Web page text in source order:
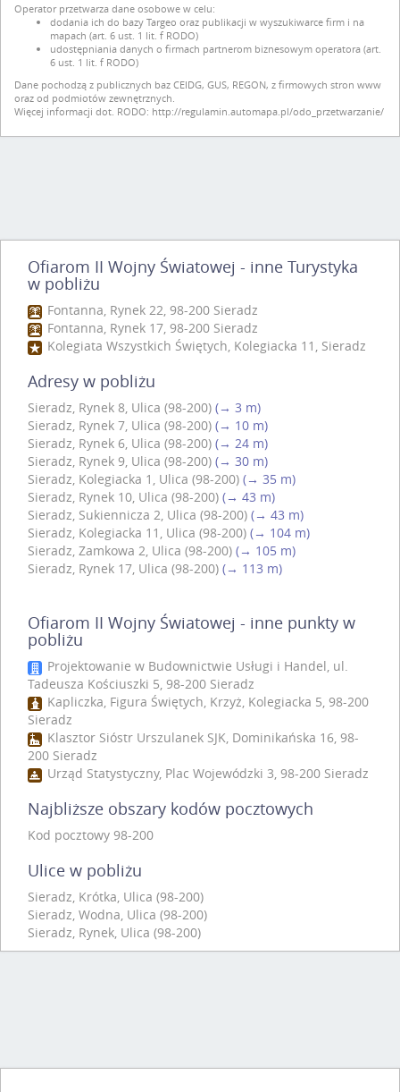
Operator przetwarza dane osobowe w celu:
dodania ich do bazy Targeo oraz publikacji w wyszukiwarce firm i na
mapach (art. 6 ust. 1 lit. f RODO)
udostępniania danych o firmach partnerom biznesowym operatora (art.
6 ust. 1 lit. f RODO)
Dane pochodzą z publicznych baz CEIDG, GUS, REGON, z firmowych stron www
oraz od podmiotów zewnętrznych.
Więcej informacji dot. RODO: http://regulamin.automapa.pl/odo_przetwarzanie/
Ofiarom II Wojny Światowej - inne Turystyka
w pobliżu
Fontanna, Rynek 22, 98-200 Sieradz
Fontanna, Rynek 17, 98-200 Sieradz
Kolegiata Wszystkich Świętych, Kolegiacka 11, Sieradz
Adresy w pobliżu
Sieradz, Rynek 8, Ulica (98-200) (→ 3 m)
Sieradz, Rynek 7, Ulica (98-200) (→ 10 m)
Sieradz, Rynek 6, Ulica (98-200) (→ 24 m)
Sieradz, Rynek 9, Ulica (98-200) (→ 30 m)
Sieradz, Kolegiacka 1, Ulica (98-200) (→ 35 m)
Sieradz, Rynek 10, Ulica (98-200) (→ 43 m)
Sieradz, Sukiennicza 2, Ulica (98-200) (→ 43 m)
Sieradz, Kolegiacka 11, Ulica (98-200) (→ 104 m)
Sieradz, Zamkowa 2, Ulica (98-200) (→ 105 m)
Sieradz, Rynek 17, Ulica (98-200) (→ 113 m)
Ofiarom II Wojny Światowej - inne punkty w
pobliżu
Projektowanie w Budownictwie Usługi i Handel, ul.
Tadeusza Kościuszki 5, 98-200 Sieradz
Kapliczka, Figura Świętych, Krzyż, Kolegiacka 5, 98-200
Sieradz
Klasztor Sióstr Urszulanek SJK, Dominikańska 16, 98-
200 Sieradz
Urząd Statystyczny, Plac Wojewódzki 3, 98-200 Sieradz
Najbliższe obszary kodów pocztowych
Kod pocztowy 98-200
Ulice w pobliżu
Sieradz, Krótka, Ulica (98-200)
Sieradz, Wodna, Ulica (98-200)
Sieradz, Rynek, Ulica (98-200)